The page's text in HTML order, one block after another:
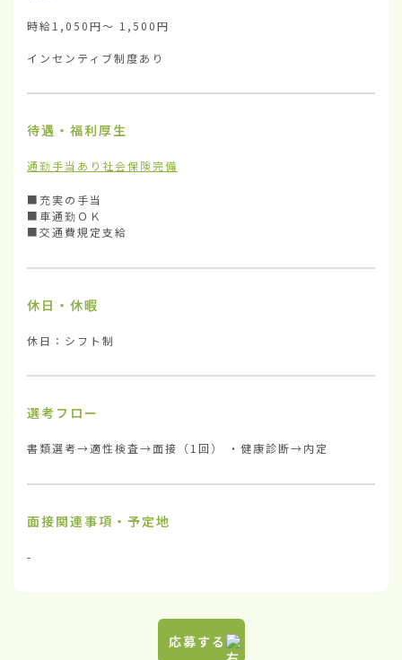
時給1,050円〜 1,500円
インセンティブ制度あり
待遇・福利厚生
通勤手当あり 社会保険完備
■充実の手当
■車通勤ＯＫ
■交通費規定支給
休日・休暇
休日：シフト制
選考フロー
書類選考→適性検査→面接（1回） ・健康診断→内定
面接関連事項・予定地
-
応募する